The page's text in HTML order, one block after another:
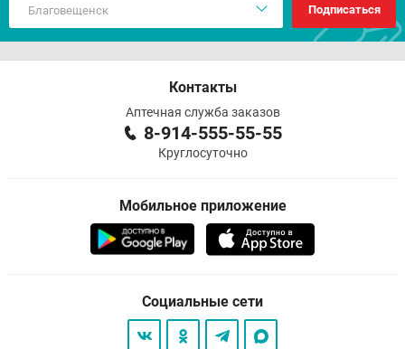
Подписаться
Контакты
Аптечная служба заказов
8-914-555-55-55
Круглосуточно
Мобильное приложение
Социальные сети